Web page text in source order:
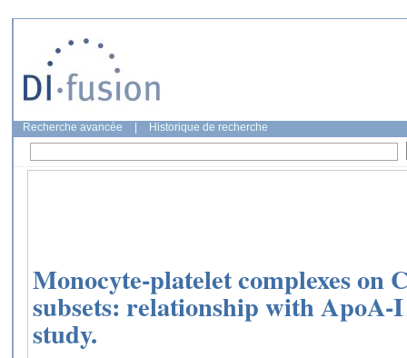
Recherche avancée Historique de recherche
Monocyte-platelet complexes on
subsets: relationship with
study.